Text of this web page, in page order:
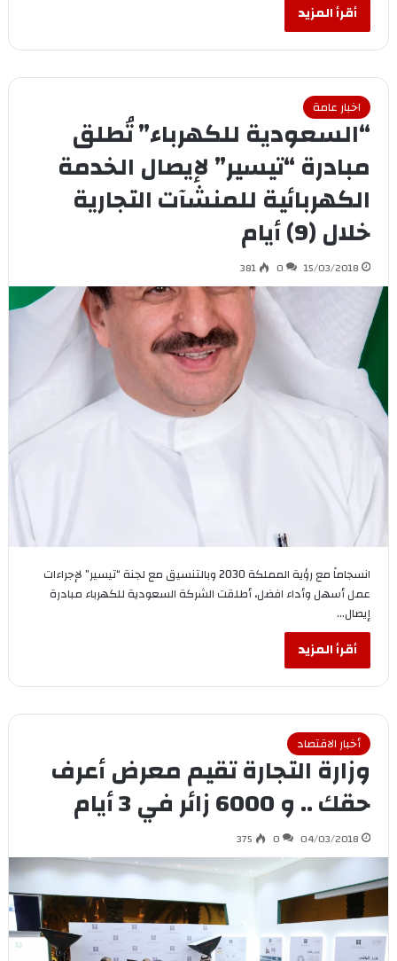
أقرأ المزيد
اخبار عامة
“السعودية للكهرباء” تُطلق
مبادرة “تيسير” لإيصال الخدمة
الكهربائية للمنشآت التجارية
خلال (9) أيام
15/03/2018
0
381
انسجاماً مع رؤية المملكة 2030 وبالتنسيق مع لجنة “تيسير” لإجراءات
عمل أسهل وأداء افضل، أطلقت الشركة السعودية للكهرباء مبادرة
إيصال…
أقرأ المزيد
أخبار الاقتصاد
وزارة التجارة تقيم معرض أعرف
حقك .. و 6000 زائر في 3 أيام
04/03/2018
0
375